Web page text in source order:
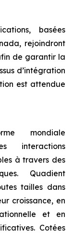
basées
rejoindront
de garantir la
d’intégration
est attendue
mondiale
interactions
à travers des
Quadient
tailles dans
croissance, en
et en
Cotées